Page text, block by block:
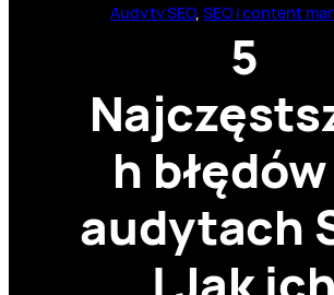
Audyty SEO, SEO i content
5
h
audytach